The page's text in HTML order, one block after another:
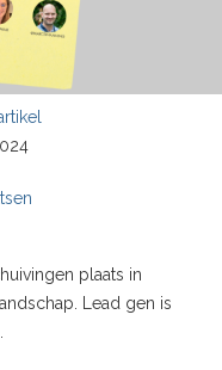
plaats in
Lead gen is